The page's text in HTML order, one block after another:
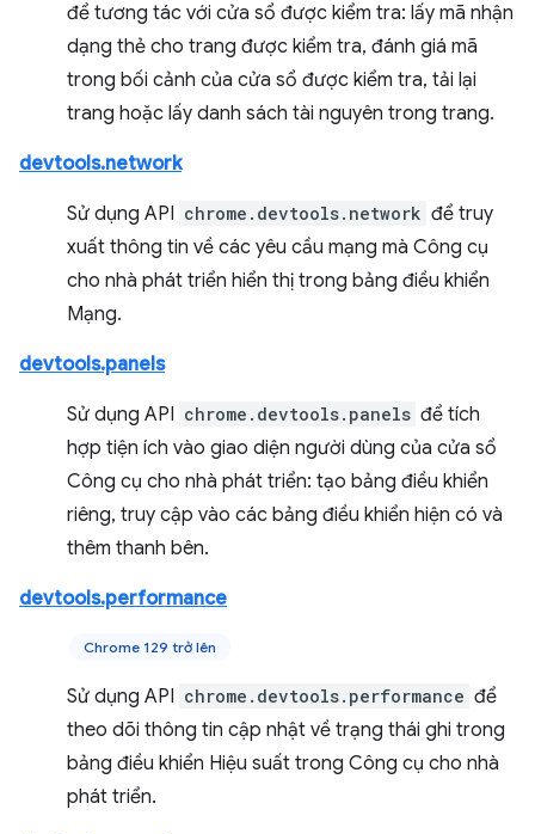
để tương tác với cửa sổ được kiểm tra: lấy mã nhận
dạng thẻ cho trang được kiểm tra, đánh giá mã
trong bối cảnh của cửa sổ được kiểm tra, tải lại
trang hoặc lấy danh sách tài nguyên trong trang.
devtools.network
Sử dụng API chrome.devtools.network để truy
xuất thông tin về các yêu cầu mạng mà Công cụ
cho nhà phát triển hiển thị trong bảng điều khiển
Mạng.
devtools.panels
Sử dụng API chrome.devtools.panels để tích
hợp tiện ích vào giao diện người dùng của cửa sổ
Công cụ cho nhà phát triển: tạo bảng điều khiển
riêng, truy cập vào các bảng điều khiển hiện có và
thêm thanh bên.
devtools.performance
Chrome 129 trở lên
Sử dụng API chrome.devtools.performance để
theo dõi thông tin cập nhật về trạng thái ghi trong
bảng điều khiển Hiệu suất trong Công cụ cho nhà
phát triển.